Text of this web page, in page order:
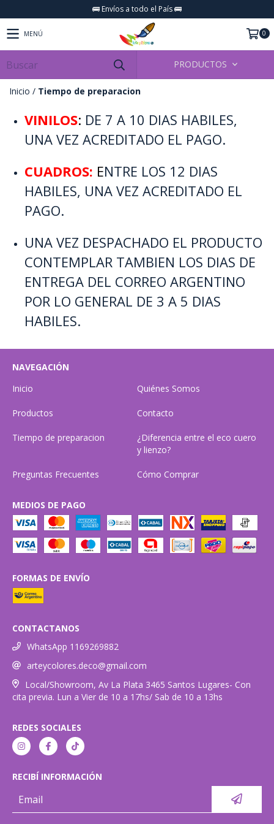
🚌 Envíos a todo el País 🚌
MENÚ 0
PRODUCTOS
Inicio / Tiempo de preparacion
VINILOS: DE 7 A 10 DIAS HABILES,
UNA VEZ ACREDITADO EL PAGO.
CUADROS: ENTRE LOS 12 DIAS
HABILES, UNA VEZ ACREDITADO EL
PAGO.
UNA VEZ DESPACHADO EL PRODUCTO
CONTEMPLAR TAMBIEN LOS DIAS DE
ENTREGA DEL CORREO ARGENTINO
POR LO GENERAL DE 3 A 5 DIAS
HABILES.
NAVEGACIÓN
Inicio
Quiénes Somos
Productos Contacto
Tiempo de preparacion
¿Diferencia entre el eco cuero
y lienzo?
Preguntas Frecuentes Cómo Comprar
MEDIOS DE PAGO
FORMAS DE ENVÍO
CONTACTANOS
WhatsApp 1169269882
arteycolores.deco@gmail.com
Local/Showroom, Av La Plata 3465 Santos Lugares- Con
cita previa. Lun a Vier de 10 a 17hs/ Sab de 10 a 13hs
REDES SOCIALES
RECIBÍ INFORMACIÓN